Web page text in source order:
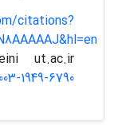
citations?
ut.ac.ir
1949-6790